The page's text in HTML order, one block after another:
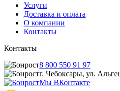
Услуги
Доставка и оплата
О компании
Контакты
Контакты
8 800 550 91 97
г. Чебоксары, ул.
Мы ВКонтакте